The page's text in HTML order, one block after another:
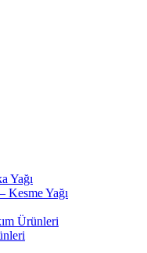
Yağı
Kesme Yağı
Ürünleri